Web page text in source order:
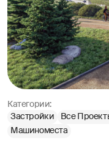
Категории:
Застройки
Все
Машиноместа